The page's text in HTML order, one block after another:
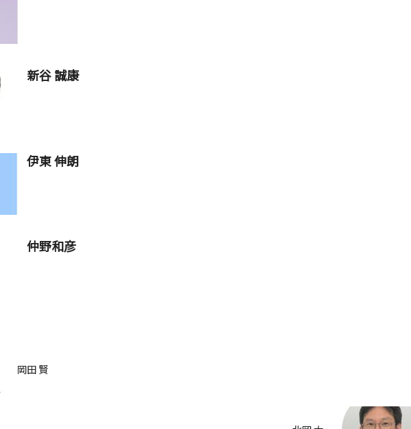
新谷 誠康
伊東 伸朗
仲野和彦
岡田 賢